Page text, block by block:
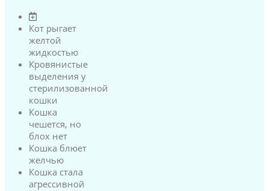
Кот рыгает
желтой
жидкостью
Кровянистые
выделения у
стерилизованной
кошки
Кошка
чешется, но
блох нет
Кошка блюет
желчью
Кошка стала
агрессивной